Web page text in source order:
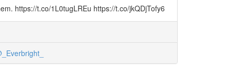
https://t.co/1L0tugLREu https://t.co/jkQDjTofy6